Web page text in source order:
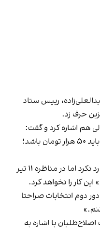
رییس ستاد
حرف زد.
هم اشاره کرد و گفت:
«کارشناسان می‌گویند قیمت بنزین باید ۵۰ هزار تومان باشد؛
خود پزشکیان هم افزایش قیمت را رد نکرد اما در مناظره ۱۱ تیر
دوم انتخابات صراحتا
با اشاره به